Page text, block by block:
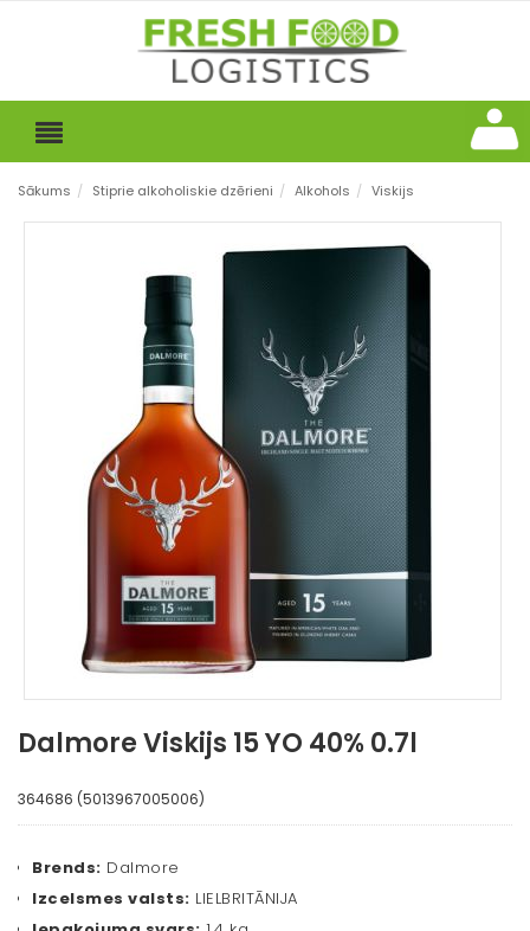
Sākums / Stiprie alkoholiskie dzērieni / Alkohols / Viskijs
Dalmore Viskijs 15 YO 40% 0.7l
364686 (5013967005006)
Brends: Dalmore
Izcelsmes valsts: LIELBRITĀNIJA